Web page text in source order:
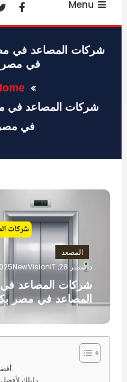
Menu
شركات المصاعد في
في مصر
شركات المصاعد في
في مصر
المصعد
ديسمبر 28, 2025
NewVisionIT
شركات المصاعد
المصاعد في مصر
دليلك لأفضل شركات المصاعد في القاهرة